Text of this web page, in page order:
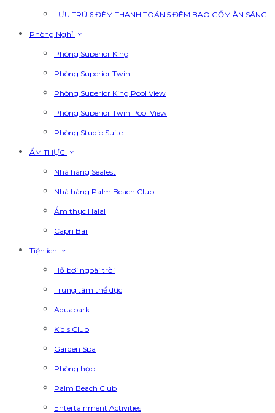
LƯU TRÚ 6 ĐÊM THANH TOÁN 5 ĐÊM BAO GỒM ĂN SÁNG
Phòng Nghỉ
Phòng Superior King
Phòng Superior Twin
Phòng Superior King Pool View
Phòng Superior Twin Pool View
Phòng Studio Suite
ẨM THỰC
Nhà hàng Seafest
Nhà hàng Palm Beach Club
Ẩm thực Halal
Capri Bar
Tiện ích
Hồ bơi ngoài trời
Trung tâm thể dục
Aquapark
Kid's Club
Garden Spa
Phòng họp
Palm Beach Club
Entertainment Activities